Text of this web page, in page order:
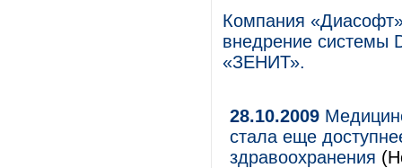
Компания
внедрение системы
«ЗЕНИТ».
28.10.2009
стала еще
здравоохранения